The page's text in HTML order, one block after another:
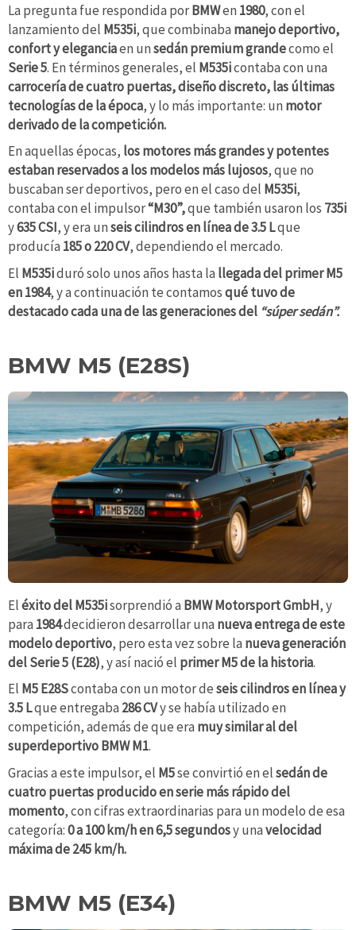
La pregunta fue respondida porBMWen 1980, con el
lanzamiento del M535i, que combinaba manejo deportivo,
confort y eleganciaen unsedán premium grandecomo el
Serie 5. En términos generales, el M535icontaba con una
carrocería de cuatro puertas, diseño discreto, las últimas
tecnologías de la época, y lo más importante: un motor
derivado de la competición.
En aquellas épocas, los motores más grandes y potentes
estaban reservados a los modelos más lujosos, que no
buscaban ser deportivos, pero en el caso del M535i,
contaba con el impulsor“M30”,que también usaron los 735i
y635CSI, y era unseis cilindros en línea de 3.5 Lque
producía 185 o 220 CV, dependiendo el mercado.
El M535iduró solo unos años hasta la llegada del primer M5
en 1984, y a continuación te contamosqué tuvo de
destacado cada una de las generacionesdel “súper sedán”.
BMW M5 (E28S)
Eléxito del M535isorprendió a BMW Motorsport GmbH, y
para 1984decidieron desarrollar una nueva entrega de este
modelo deportivo, pero esta vez sobre la nueva generación
del Serie 5 (E28), y así nació el primerM5 de la historia.
El M5 E28Scontaba con un motor deseis cilindros en línea y
3.5 Lque entregaba 286 CVy se había utilizado en
competición, además de que era muy similar al del
superdeportivo BMW M1.
Gracias a este impulsor, el M5se convirtió en elsedán de
cuatro puertas producido en serie más rápido del
momento, con cifras extraordinarias para un modelo de esa
categoría:0 a 100 km/h en 6,5 segundosy unavelocidad
máxima de 245 km/h.
BMW M5 (E34)